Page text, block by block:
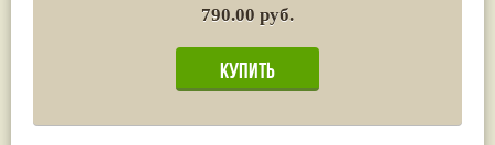
790.00 руб.